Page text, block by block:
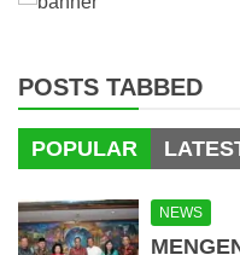
POSTS TABBED
POPULAR
NEWS